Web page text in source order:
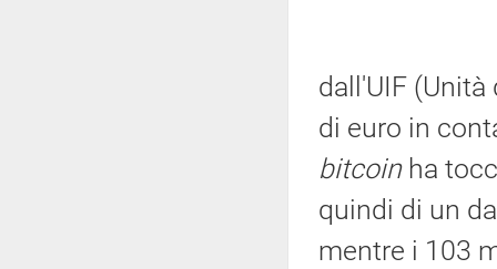
dall'UIF
di euro in
bitcoinha
quindi di un
mentre i 103